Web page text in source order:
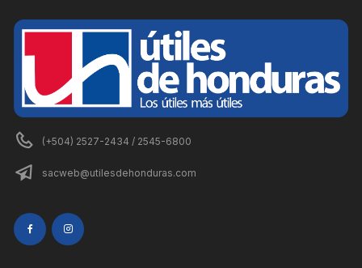
(+504) 2527-2434 / 2545-6800
sacweb@utilesdehonduras.com